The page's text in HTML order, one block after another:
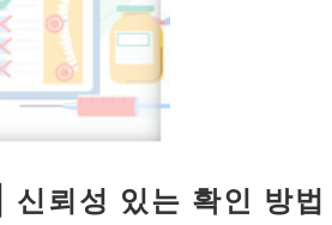
뢰성 있는 확인 방법